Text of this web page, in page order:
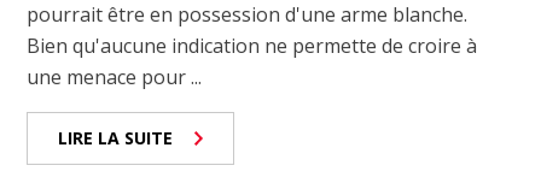
pourrait être en possession d'une arme blanche.
Bien qu'aucune indication ne permette de croire à
une menace pour ...
LIRE LA SUITE